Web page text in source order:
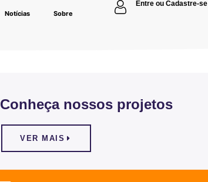
Notícias Sobre
Entre ou Cadastre-se
Conheça nossos projetos
VER MAIS